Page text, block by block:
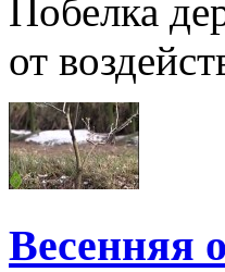
Побелка
от
Весенняя